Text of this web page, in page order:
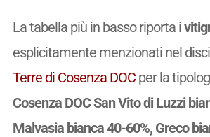
La tabella più in basso riporta i
esplicitamente menzionati nel
Terre di Cosenza DOCper la
Cosenza DOC San Vito di Luzzi
Malvasia bianca 40-60%, Greco